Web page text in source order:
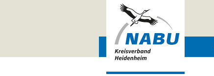
Navigation
überspringen